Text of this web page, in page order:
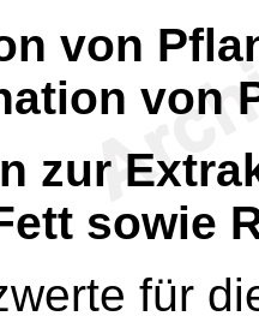
von
von
zur
sowie
für